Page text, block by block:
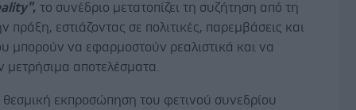
, το συνέδριο μετατοπίζει τη συζήτηση από τη
πράξη, εστιάζοντας σε πολιτικές, παρεμβάσεις και
μπορούν να εφαρμοστούν ρεαλιστικά και να
αποτελέσματα.
εκπροσώπηση του φετινού συνεδρίου